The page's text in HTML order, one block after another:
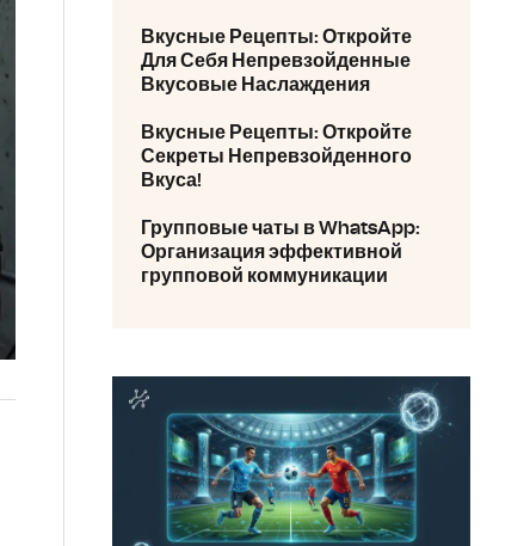
Вкусные Рецепты: Откройте
Для Себя Непревзойденные
Вкусовые Наслаждения
Вкусные Рецепты: Откройте
Секреты Непревзойденного
Вкуса!
Групповые чаты в WhatsApp:
Организация эффективной
групповой коммуникации